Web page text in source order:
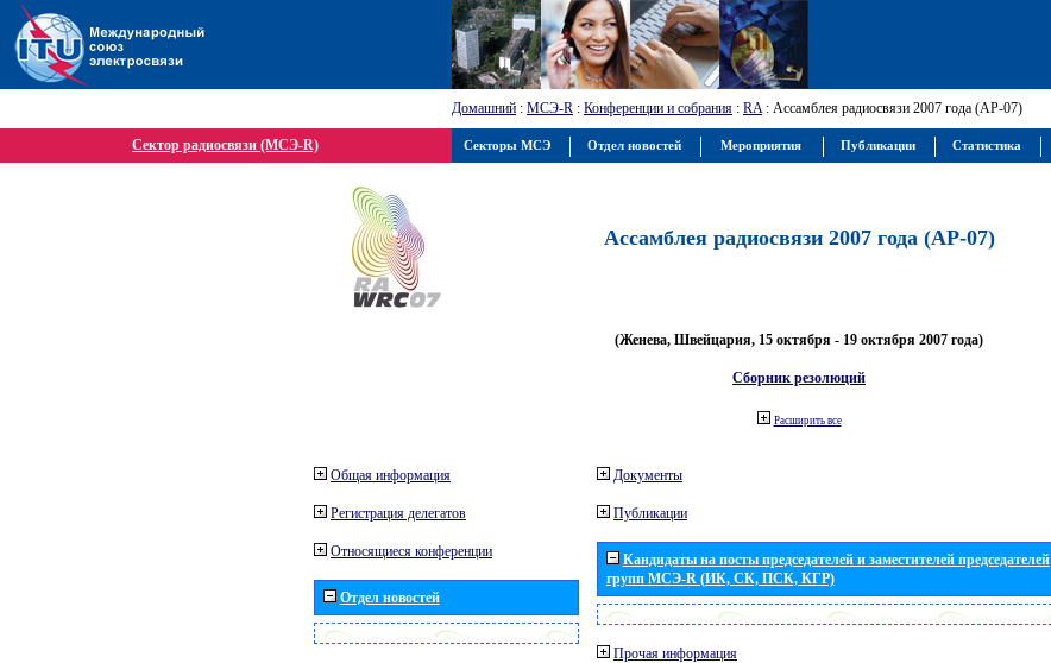
Домашний : МСЭ-R : Конференции и собрания : RA: Ассамблея радиосвязи 2007 года (АР-07)
Сектор радиосвязи (МСЭ-R)
Ассамблея радиосвязи 2007 года (АР-07)
(Женева, Швейцария, 15 октября - 19 октября 2007 года)
Сборник резолюций
Расширить все
Общая информация
Регистрация делегатов
Относящиеся конференции
Отдел новостей
Документы
Публикации
Кандидаты на посты председателей и заместителей председателей
групп МСЭ-R (ИК, СК, ПСК, КГР)
Прочая информация
Секторы МСЭ Отдел новостей Мероприятия Публикации Статистика